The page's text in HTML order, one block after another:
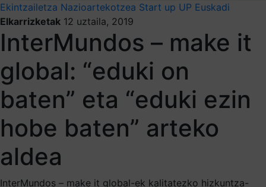
Ekintzailetza Nazioartekotzea Start up UP Euskadi
Elkarrizketak 12 uztaila, 2019
InterMundos – make it
global: “eduki on
baten” eta “eduki ezin
hobe baten” arteko
aldea
InterMundos – make it global-ek kalitatezko hizkuntza-